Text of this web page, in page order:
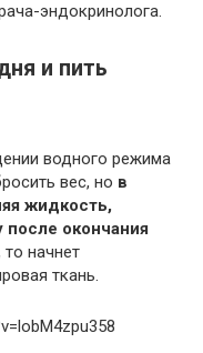
эндокринолога.
и пить
водного режима
вес, но в
жидкость,
после окончания
начнет
ткань.